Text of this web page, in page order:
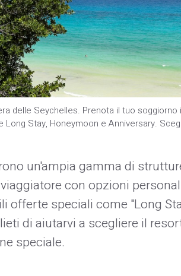
delle Seychelles. Prenota il tuo
Stay, Honeymoon e Anniversary.
un'ampia gamma di
con opzioni
offerte speciali come "Long
di aiutarvi a scegliere il
speciale.